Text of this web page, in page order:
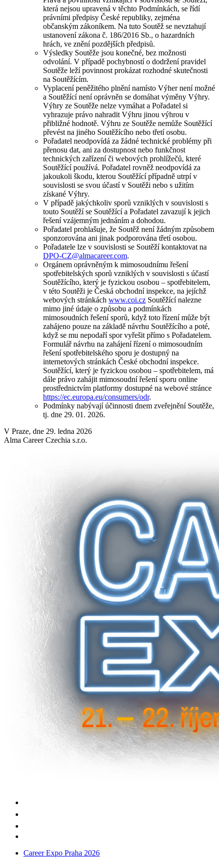
která nejsou upravená v těchto Podmínkách, se řídí
právními předpisy České republiky, zejména
občanským zákoníkem. Na tuto Soutěž se nevztahují
ustanovení zákona č. 186/2016 Sb., o hazardních
hrách, ve znění pozdějších předpisů.
Výsledky Soutěže jsou konečné, bez možnosti
odvolání. V případě pochybností o dodržení pravidel
Soutěže leží povinnost prokázat rozhodné skutečnosti
na Soutěžícím.
Vyplacení peněžitého plnění namísto Výher není možné
a Soutěžící není oprávněn se domáhat výměny Výhry.
Výhry ze Soutěže nelze vymáhat a Pořadatel si
vyhrazuje právo nahradit Výhru jinou výhrou v
přibližné hodnotě. Výhru ze Soutěže nemůže Soutěžící
převést na jiného Soutěžícího nebo třetí osobu.
Pořadatel neodpovídá za žádné technické problémy při
přenosu dat, ani za dostupnost nebo funkčnost
technických zařízení či webových prohlížečů, které
Soutěžící používá. Pořadatel rovněž neodpovídá za
jakoukoli škodu, kterou Soutěžící případně utrpí v
souvislosti se svou účastí v Soutěži nebo s užitím
získané Výhry.
V případě jakýchkoliv sporů vzniklých v souvislosti s
touto Soutěží se Soutěžící a Pořadatel zavazují k jejich
řešení vzájemným jednáním a dohodou.
Pořadatel prohlašuje, že Soutěž není žádným způsobem
sponzorována ani jinak podporována třetí osobou.
Pořadatele lze v souvislosti se Soutěží kontaktovat na
DPO-CZ@almacareer.com.
Orgánem oprávněným k mimosoudnímu řešení
spotřebitelských sporů vzniklých v souvislosti s účastí
Soutěžícího, který je fyzickou osobou – spotřebitelem,
v této Soutěži je Česká obchodní inspekce, na jejíchž
webových stránkách www.coi.cz Soutěžící nalezne
mimo jiné údaje o způsobu a podmínkách
mimosoudních řešení sporů, když toto řízení může být
zahájeno pouze na základě návrhu Soutěžícího a poté,
když se mu nepodaří spor vyřešit přímo s Pořadatelem.
Formulář návrhu na zahájení řízení o mimosoudním
řešení spotřebitelského sporu je dostupný na
internetových stránkách České obchodní inspekce.
Soutěžící, který je fyzickou osobou – spotřebitelem, má
dále právo zahájit mimosoudní řešení sporu online
prostřednictvím platformy dostupné na webové stránce
https://ec.europa.eu/consumers/odr.
Podmínky nabývají účinnosti dnem zveřejnění Soutěže,
tj. dne 29. 01. 2026.
V Praze, dne 29. ledna 2026
Alma Career Czechia s.r.o.
Career Expo Praha 2026